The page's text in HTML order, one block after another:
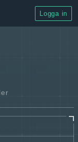
Logga in